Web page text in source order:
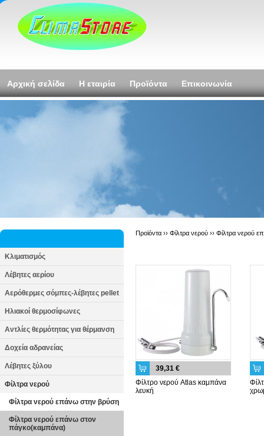
Αρχική σελίδα Η εταιρία Προϊόντα Επικοινωνία
Κλιματισμός
Λέβητες αερίου
Αερόθερμες σόμπες-λέβητες pellet
Ηλιακοί θερμοσίφωνες
Αντλίες θερμότητας για θέρμανση
Δοχεία αδρανείας
Λέβητες ξύλου
Φίλτρα νερού
Φίλτρα νερού επάνω στην βρύση
Φίλτρα νερού επάνω στον
πάγκο(καμπάνα)
Προϊόντα ›› Φίλτρα νερού ›› Φίλτρα νερού
39,31 €
Φίλτρο νερού Atlas καμπάνα
λευκή